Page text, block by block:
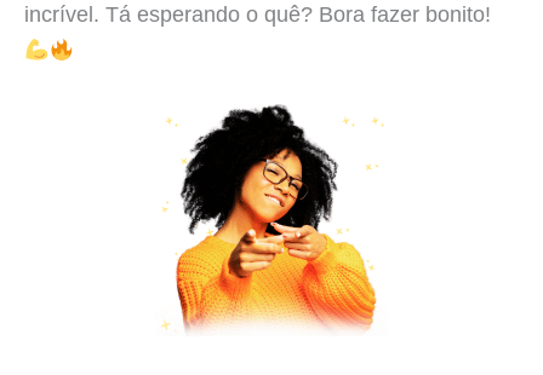
incrível. Tá esperando o quê? Bora fazer bonito!